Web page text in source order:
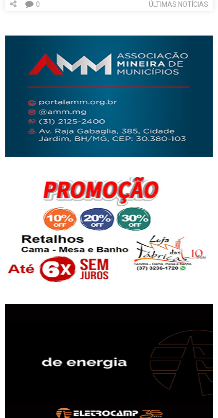
ÚLTIMAS NOTÍCIAS
0